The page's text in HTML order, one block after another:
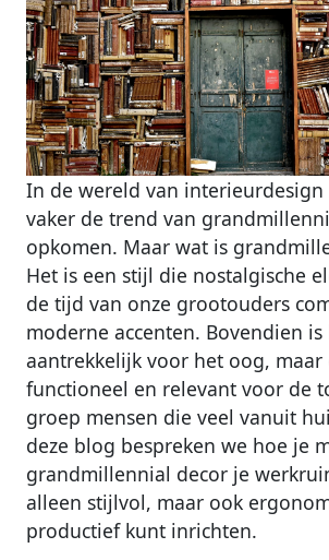
In de wereld van interieurdesign
vaker de trend van
opkomen. Maar wat is
Het is een stijl die nostalgische
de tijd van onze grootouders
moderne accenten. Bovendien
aantrekkelijk voor het oog,
functioneel en relevant voor de
groep mensen die veel vanuit
deze blog bespreken we hoe je
grandmillennial decor je
alleen stijlvol, maar ook
productief kunt inrichten.